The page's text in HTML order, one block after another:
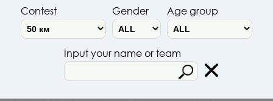
Contest Gender Age group
Input your name or team